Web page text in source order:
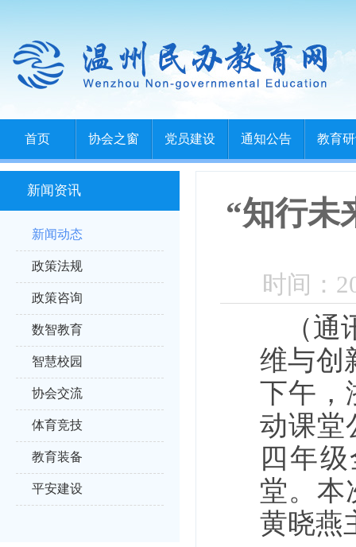
首页 协会之窗 党员建设 通知公告 教育
新闻资讯
新闻动态
政策法规
政策咨询
数智教育
智慧校园
协会交流
体育竞技
教育装备
平安建设
“知行未
时间：
（
维与创
下午，
动课堂
四年
堂。本
黄晓燕